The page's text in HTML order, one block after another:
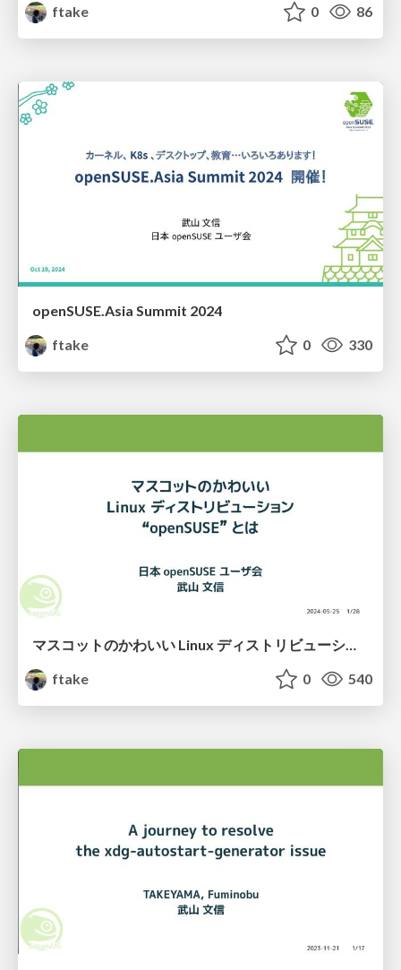
ftake
0 86
openSUSE.Asia Summit 2024
ftake
0 330
マスコットのかわいい Linux ディストリビューション openSUSE とは？
ftake
0 540